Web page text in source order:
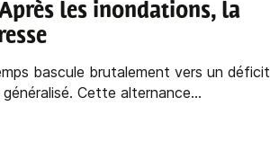
les inondations, la
bascule brutalement vers un déficit
Cette alternance...